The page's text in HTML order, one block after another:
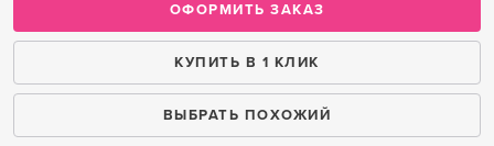
ОФОРМИТЬ ЗАКАЗ
КУПИТЬ В 1 КЛИК
ВЫБРАТЬ ПОХОЖИЙ